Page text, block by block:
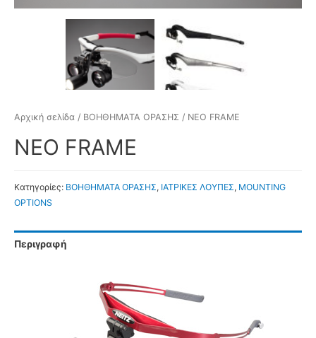
Αρχική σελίδα / ΒΟΗΘΗΜΑΤΑ ΟΡΑΣΗΣ / NEO FRAME
NEO FRAME
Κατηγορίες: ΒΟΗΘΗΜΑΤΑ ΟΡΑΣΗΣ, ΙΑΤΡΙΚΕΣ ΛΟΥΠΕΣ, MOUNTING
OPTIONS
Περιγραφή